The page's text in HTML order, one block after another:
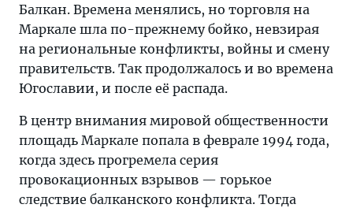
Балкан. Времена менялись, но торговля на
Маркале шла по-прежнему бойко, невзирая
на региональные конфликты, войны и смену
правительств. Так продолжалось и во времена
Югославии, и после её распада.
В центр внимания мировой общественности
площадь Маркале попала в феврале 1994 года,
когда здесь прогремела серия
провокационных взрывов — горькое
следствие балканского конфликта. Тогда